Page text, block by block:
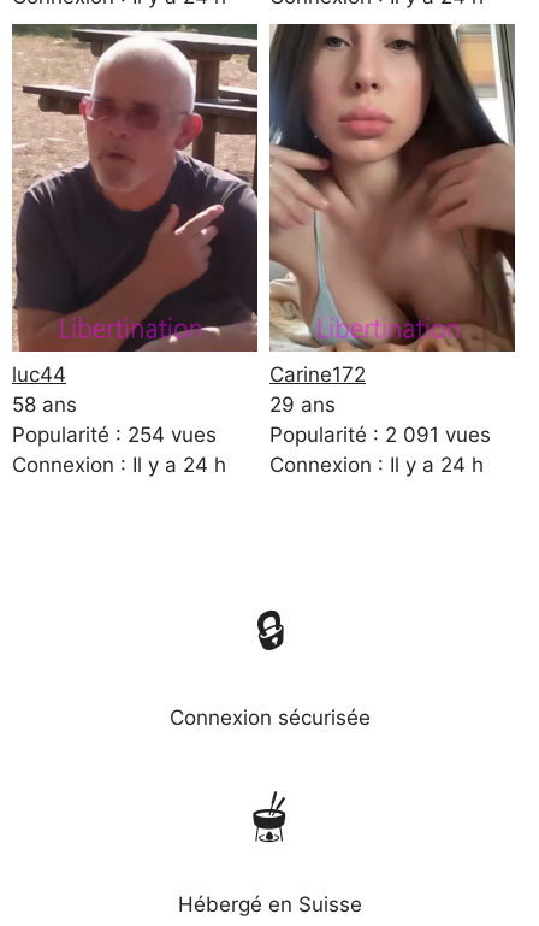
luc44
58 ans
Popularité : 254 vues
Connexion : Il y a 24 h
Carine172
29 ans
Popularité : 2 091 vues
Connexion : Il y a 24 h
🔒
Connexion sécurisée
🫕
Hébergé en Suisse